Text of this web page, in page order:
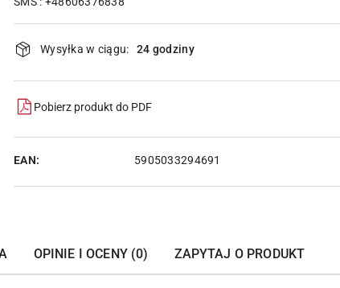
Dostępność
i
dostawa
Wysyłka w ciągu: 24 godziny
Pobierz produkt do PDF
EAN: 5905033294691
OPINIE I OCENY (0) ZAPYTAJ O PRODUKT